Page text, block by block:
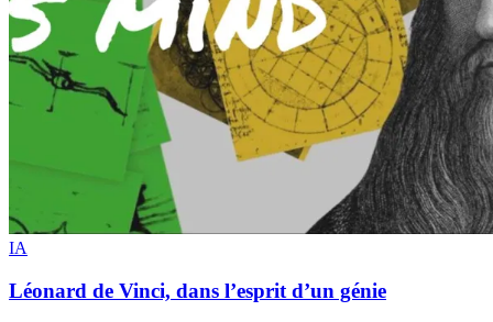
IA
Léonard de Vinci, dans l’esprit d’un génie